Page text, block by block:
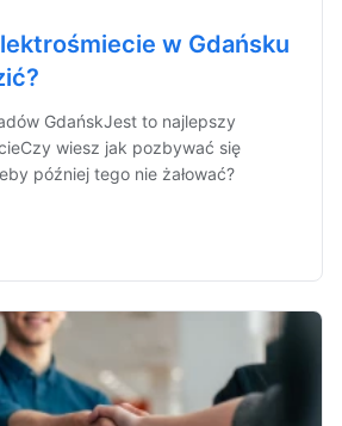
w Gdańsku
GdańskJest to najlepszy
wiesz jak pozbywać się
później tego nie żałować?